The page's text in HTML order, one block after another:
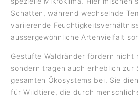
Schatten, während wechselnde
variierende
aussergewöhnliche Artenvielfalt
Gestufte Waldränder fördern nicht
sondern tragen auch erheblich zur
gesamten Ökosystems bei. Sie
für Wildtiere, die durch